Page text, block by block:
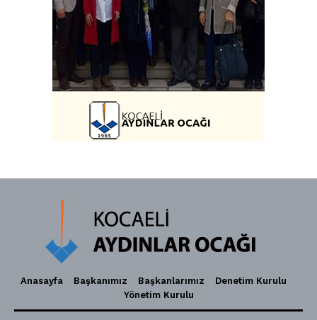
Anasayfa Başkanımız Başkanlarımız
Denetim Kurulu
Yönetim Kurulu